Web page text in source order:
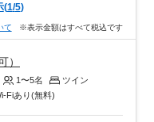
(1/5)
て ※表示金額はすべて税込です
）
1〜5名
ツイン
Fiあり(無料)